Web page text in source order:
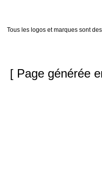
Tous les logos et marques sont
[ Page générée